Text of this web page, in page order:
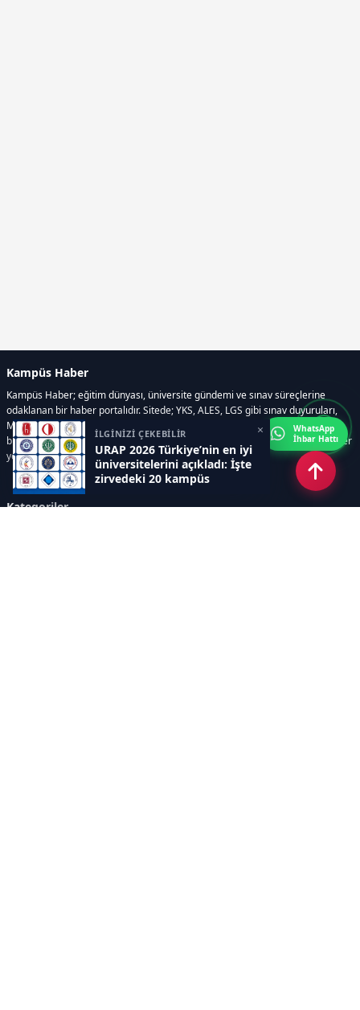
İLGİNİZİ ÇEKEBİLİR
URAP 2026 Türkiye’nin en iyi
üniversitelerini açıkladı: İşte
zirvedeki 20 kampüs
×
Kampüs Haber
Kampüs Haber; eğitim dünyası, üniversite gündemi ve sınav süreçlerine
odaklanan bir haber portalıdır. Sitede; YKS, ALES, LGS gibi sınav duyuruları,
Milli Eğitim Bakanlığı gelişmeleri, üniversite haberleri, rehberlik içerikleri,
bilim ve teknoloji alanındaki yenilikler ile öğrenci yaşamına dair güncel bilgiler
yer alır.
Kategoriler
WhatsApp
İhbar Hattı